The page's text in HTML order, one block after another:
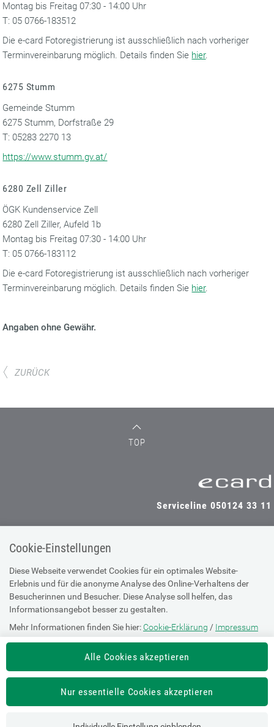
Cookie-Einstellungen
Diese Webseite verwendet Cookies für ein optimales Website-
Erlebnis und für die anonyme Analyse des Online-Verhaltens der
Besucherinnen und Besucher. Diese Analyse soll helfen, das
Informationsangebot besser zu gestalten.
Mehr Informationen finden Sie hier: Cookie-Erklärung / Impressum
Alle Cookies akzeptieren
Nur essentielle Cookies akzeptieren
Montag bis Freitag 07:30 - 14:00 Uhr
T: 05 0766-183512
Die e-card Fotoregistrierung ist ausschließlich nach vorheriger
Terminvereinbarung möglich. Details finden Sie hier.
6275 Stumm
Gemeinde Stumm
6275 Stumm, Dorfstraße 29
T: 05283 2270 13
https://www.stumm.gv.at/
6280 Zell Ziller
ÖGK Kundenservice Zell
6280 Zell Ziller, Aufeld 1b
Montag bis Freitag 07:30 - 14:00 Uhr
T: 05 0766-183112
Die e-card Fotoregistrierung ist ausschließlich nach vorheriger
Terminvereinbarung möglich. Details finden Sie hier.
Angaben ohne Gewähr.
ZURÜCK
TOP
Serviceline 050124 33 11
Impressum
Site Map